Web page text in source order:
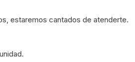
estaremos cantados de atenderte.